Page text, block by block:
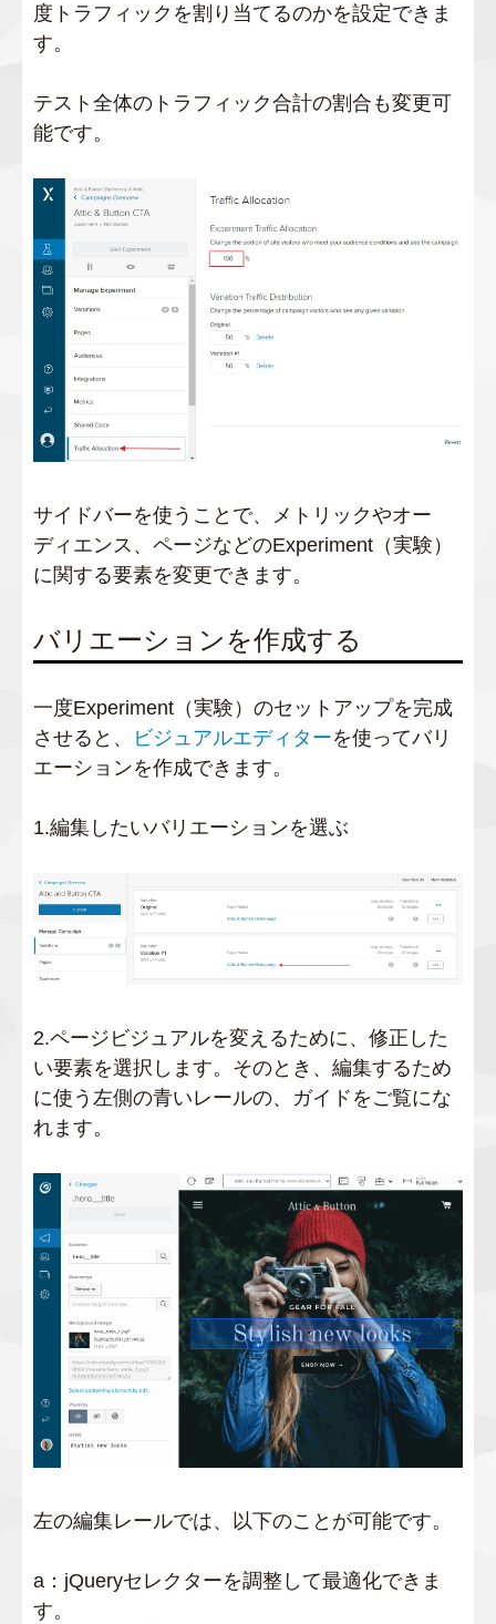
度トラフィックを割り当てるのかを設定できま
す。
テスト全体のトラフィック合計の割合も変更可
能です。
サイドバーを使うことで、メトリックやオー
ディエンス、ページなどのExperiment（実験）
に関する要素を変更できます。
バリエーションを作成する
一度Experiment（実験）のセットアップを完成
させると、
ビジュアルエディターを使ってバリ
エーションを作成できます。
1.編集したいバリエーションを選ぶ
2.ページビジュアルを変えるために、修正した
い要素を選択します。そのとき、編集するため
に使う左側の青いレールの、ガイドをご覧にな
れます。
左の編集レールでは、以下のことが可能です。
a：jQueryセレクターを調整して最適化できま
す。